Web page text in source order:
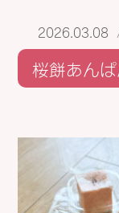
2026.03.08
桜餅あん